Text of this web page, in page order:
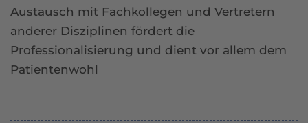
Austausch mit Fachkollegen und Vertretern
anderer Disziplinen fördert die
Professionalisierung und dient vor allem dem
Patientenwohl